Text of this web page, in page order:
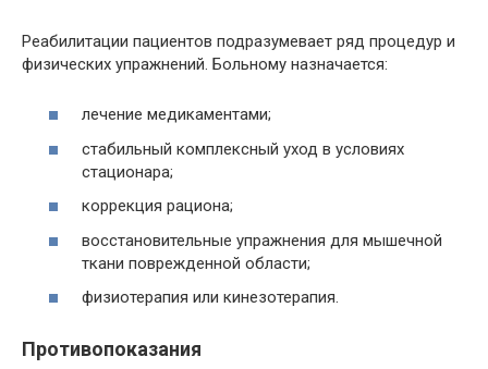
Реабилитации пациентов подразумевает ряд процедур и
физических упражнений. Больному назначается:
лечение медикаментами;
стабильный комплексный уход в условиях
стационара;
коррекция рациона;
восстановительные упражнения для мышечной
ткани поврежденной области;
физиотерапия или кинезотерапия.
Противопоказания